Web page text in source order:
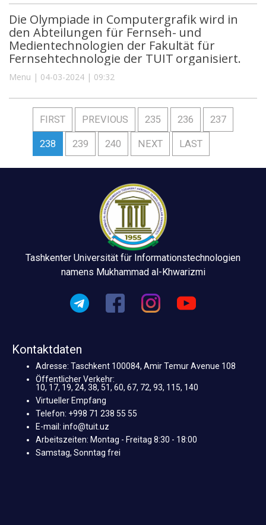
Die Olympiade in Computergrafik wird in
den Abteilungen für Fernseh- und
Medientechnologien der Fakultät für
Fernsehtechnologie der TUIT organisiert.
Menu | 04-03-2024 | 09:32
FIRST PREVIOUS 235 236 237
238 239 240 NEXT LAST
Tashkenter Universität für Informationstechnologien
namens Mukhammad al-Khwarizmi
Kontaktdaten
Adresse: Taschkent 100084, Amir Temur Avenue 108
Öffentlicher Verkehr:
10, 17, 19, 24, 38, 51, 60, 67, 72, 93, 115, 140
Virtueller Empfang
Telefon: +998 71 238 55 55
E-mail: info@tuit.uz
Arbeitszeiten: Montag - Freitag 8:30 - 18:00
Samstag, Sonntag frei